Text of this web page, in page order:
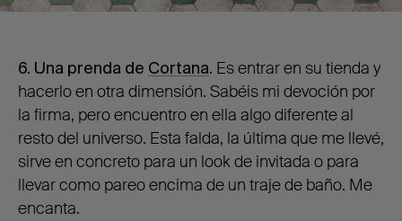
6. Una prenda de Cortana. Es entrar en su tienda y
hacerlo en otra dimensión. Sabéis mi devoción por
la firma, pero encuentro en ella algo diferente al
resto del universo. Esta falda, la última que me llevé,
sirve en concreto para un look de invitada o para
llevar como pareo encima de un traje de baño. Me
encanta.